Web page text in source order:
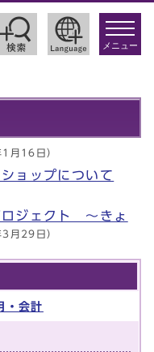
toggle
メニュー
月16日）
ョップについて
ロジェクト ～きょ
月29日）
・会計